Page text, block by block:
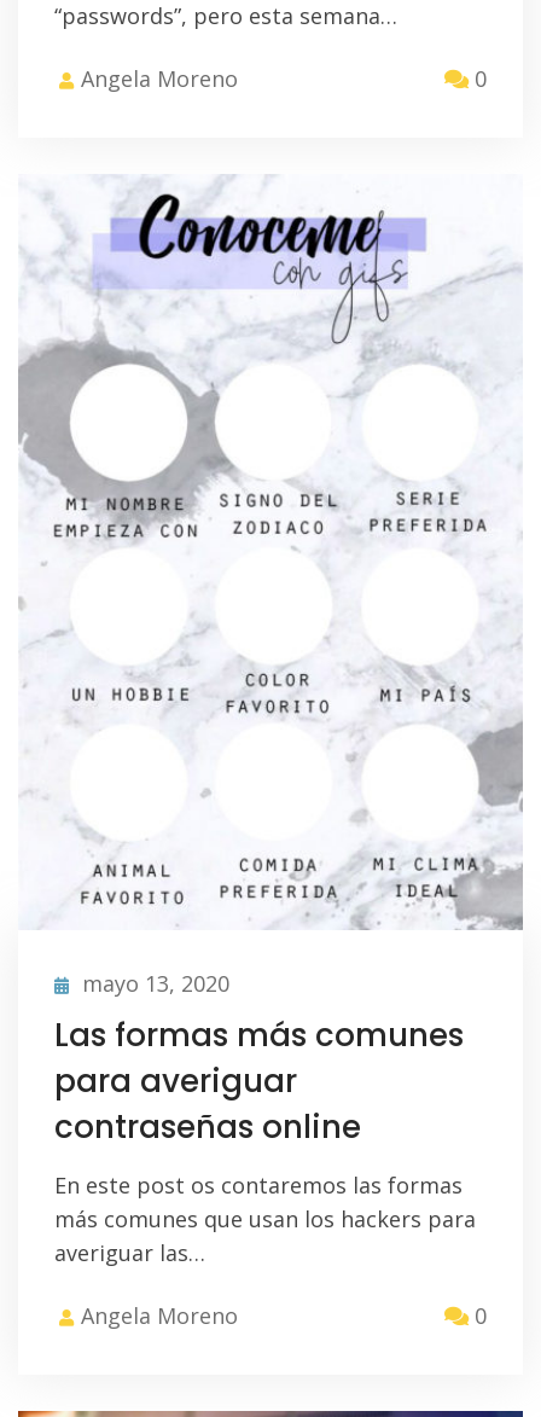
“passwords”, pero esta semana…
Angela Moreno 0
mayo 13, 2020
Las formas más comunes
para averiguar
contraseñas online
En este post os contaremos las formas
más comunes que usan los hackers para
averiguar las…
Angela Moreno 0